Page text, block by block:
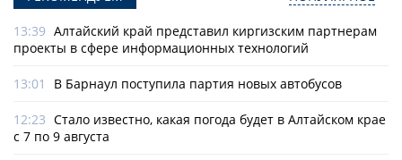
13:39 Алтайский край представил киргизским партнерам
проекты в сфере информационных технологий
13:01 В Барнаул поступила партия новых автобусов
12:23 Стало известно, какая погода будет в Алтайском крае
с 7 по 9 августа